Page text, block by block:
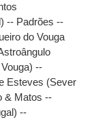
-- Padrões --
do Vouga
--
Esteves (Sever
& Matos --
--